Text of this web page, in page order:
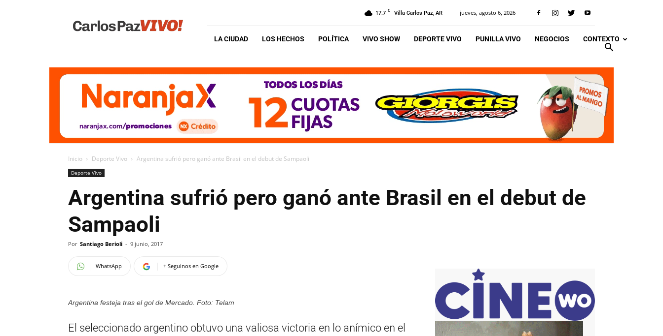
Vivo
17.7 C Villa Carlos Paz, AR jueves, agosto 6, 2026
LA CIUDAD LOS HECHOS POLÍTICA VIVO SHOW DEPORTE VIVO PUNILLA VIVO NEGOCIOS CONTEXTO
Inicio Deporte Vivo Argentina sufrió pero ganó ante Brasil en el debut de Sampaoli
Deporte Vivo
Argentina sufrió pero ganó ante Brasil en el debut de
Sampaoli
Por Santiago Berioli - 9 junio, 2017
WhatsApp + Seguinos en Google
Argentina festeja tras el gol de Mercado. Foto: Telam
El seleccionado argentino obtuvo una valiosa victoria en lo anímico en el